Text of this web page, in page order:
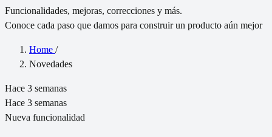
Funcionalidades, mejoras, correcciones y más.
Conoce cada paso que damos para construir un producto aún mejor
Home /
Novedades
Hace 3 semanas
Hace 3 semanas
Nueva funcionalidad